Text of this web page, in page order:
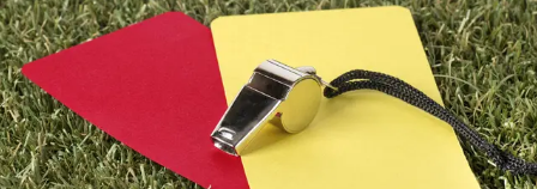
Serie A
Champions League
Europa League
Altri Sport